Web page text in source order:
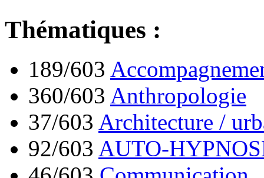
Thématiques :
189/603
360/603 Anthropologie
37/603 Architecture /
92/603 AUTO-